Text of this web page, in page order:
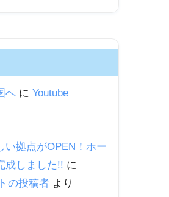
へ に Youtube
い拠点がOPEN！ホー
成しました!! に
の投稿者 より